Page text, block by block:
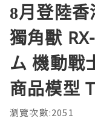
8月登陸
獨角獸
ム 機動
商品模型
瀏覽次數:2051